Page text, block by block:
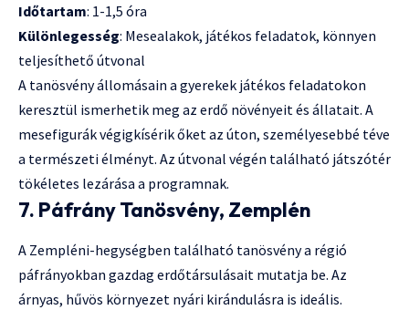
Időtartam: 1-1,5 óra
Különlegesség: Mesealakok, játékos feladatok, könnyen
teljesíthető útvonal
A tanösvény állomásain a gyerekek játékos feladatokon
keresztül ismerhetik meg az erdő növényeit és állatait. A
mesefigurák végigkísérik őket az úton, személyesebbé téve
a természeti élményt. Az útvonal végén található játszótér
tökéletes lezárása a programnak.
7. Páfrány Tanösvény, Zemplén
A Zempléni-hegységben található tanösvény a régió
páfrányokban gazdag erdőtársulásait mutatja be. Az
árnyas, hűvös környezet nyári kirándulásra is ideális.